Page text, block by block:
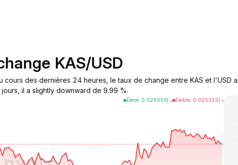
KAS/USD
des dernières 24 heures, le taux de change entre KAS et l'USD
il a slightly downward de 9.99 %.
Élevé: د.إ0.026959 Faible: د.إ0.025315